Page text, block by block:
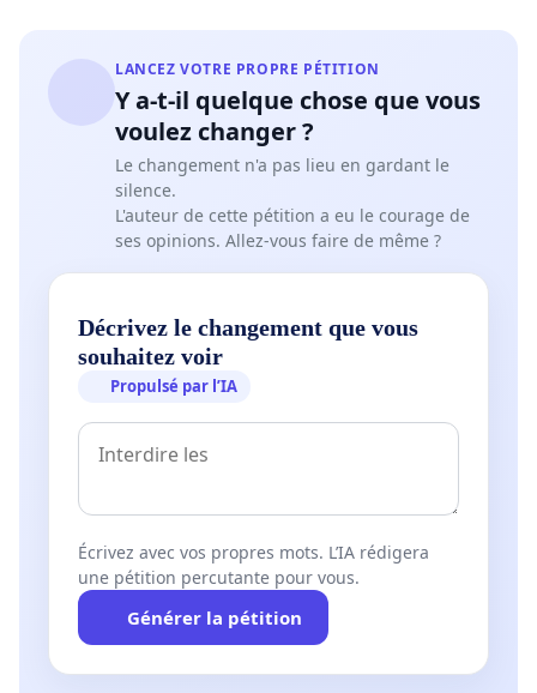
LANCEZ VOTRE PROPRE PÉTITION
Y a-t-il quelque chose que vous
voulez changer ?
Le changement n'a pas lieu en gardant le
silence.
L'auteur de cette pétition a eu le courage de
ses opinions. Allez-vous faire de même ?
Décrivez le changement que vous
souhaitez voir
Propulsé par l’IA
Écrivez avec vos propres mots. L’IA rédigera
une pétition percutante pour vous.
Générer la pétition